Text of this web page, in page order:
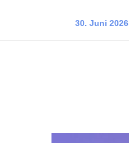
30. Juni 2026